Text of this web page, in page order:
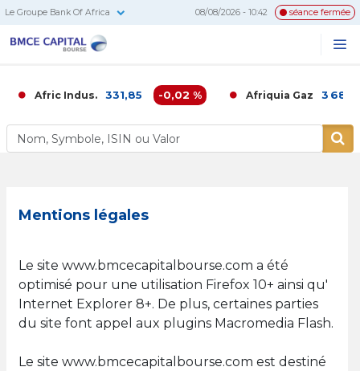
Le Groupe Bank Of Africa 08/08/2026 - 10:42 séance fermée
Afric Indus. 331,85 -0,02 % Afriquia Gaz 3 680,00
Mentions légales
Le site www.bmcecapitalbourse.com a été
optimisé pour une utilisation Firefox 10+ ainsi qu'
Internet Explorer 8+. De plus, certaines parties
du site font appel aux plugins Macromedia Flash.
Le site www.bmcecapitalbourse.com est destiné